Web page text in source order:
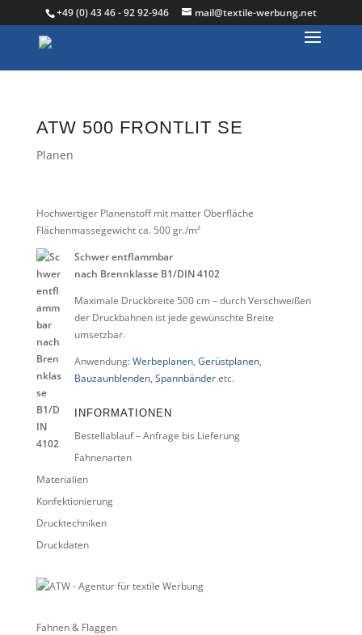
+49 (0) 43 46 - 92 92-946 mail@textile-werbung.net
ATW 500 FRONTLIT SE
Planen
Hochwertiger Planenstoff mit matter Oberfläche
Flächenmassegewicht ca. 500 gr./m²
Schwer entflammbar
nach Brennklasse B1/DIN 4102
Maximale Druckbreite 500 cm – durch Verschweißen
der Druckbahnen ist jede gewünschte Breite
umsetzbar.
Anwendung:Werbeplanen, Gerüstplanen,
Bauzaunblenden, Spannbänderetc.
INFORMATIONEN
Bestellablauf – Anfrage bis Lieferung
Fahnenarten
Materialien
Konfektionierung
Drucktechniken
Druckdaten
Fahnen & Flaggen